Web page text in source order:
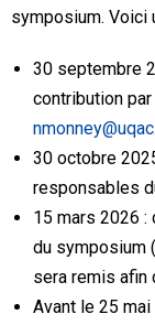
symposium. Voici
30 septembre
contribution
30 octobre
responsables
15 mars 2026 :
du symposium
sera remis afin
Avant le 25